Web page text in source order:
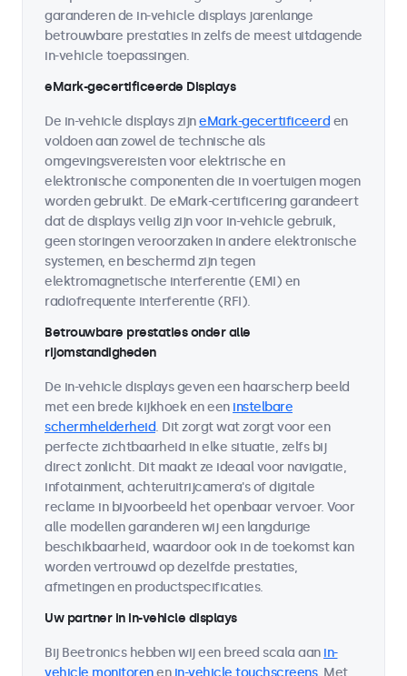
garanderen de in-vehicle displays jarenlange
betrouwbare prestaties in zelfs de meest uitdagende
in-vehicle toepassingen.
eMark-gecertificeerde Displays
De in-vehicle displays zijneMark-gecertificeerd en
voldoen aan zowel de technische als
omgevingsvereisten voor elektrische en
elektronische componenten die in voertuigen mogen
worden gebruikt. De eMark-certificering garandeert
dat de displays veilig zijn voor in-vehicle gebruik,
geen storingen veroorzaken in andere elektronische
systemen, en beschermd zijn tegen
elektromagnetische interferentie (EMI) en
radiofrequente interferentie (RFI).
Betrouwbare prestaties onder alle
rijomstandigheden
De in-vehicle displays geven een haarscherp beeld
met een brede kijkhoek en een instelbare
schermhelderheid. Dit zorgt wat zorgt voor een
perfecte zichtbaarheid in elke situatie, zelfs bij
direct zonlicht. Dit maakt ze ideaal voor navigatie,
infotainment, achteruitrijcamera's of digitale
reclame in bijvoorbeeld het openbaar vervoer. Voor
alle modellen garanderen wij een langdurige
beschikbaarheid, waardoor ook in de toekomst kan
worden vertrouwd op dezelfde prestaties,
afmetingen en productspecificaties.
Uw partner in in-vehicle displays
Bij Beetronics hebben wij een breed scala aan in-
vehicle monitorenen in-vehicle touchscreens. Met